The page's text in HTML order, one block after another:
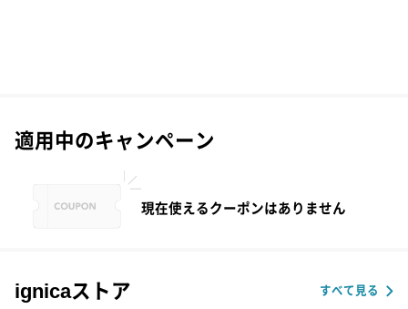
適用中のキャンペーン
現在使えるクーポンはありません
ignicaストア すべて見る